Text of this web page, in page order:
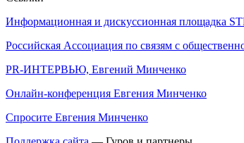
Информационная и дискуссионная площадка
Российская Ассоциация по связям с
PR-ИНТЕРВЬЮ, Евгений Минченко
Онлайн-конференция Евгения Минченко
Спросите Евгения Минченко